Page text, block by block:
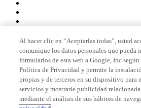
Miembro de
Acreditaciones
Al hacer clic en “Aceptarlas todas”, usted
comunique los datos personales que pueda
formularios de esta web a Google, Inc
Política de Privacidad y permite la
propias y de terceros en su dispositivo para
servicios y mostrarle publicidad relacionada
mediante el análisis de sus hábitos de